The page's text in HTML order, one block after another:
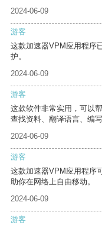
2024-06-09
游客
这款加速器VPM应用程序
护。
2024-06-09
游客
这款软件非常实用，可以
查找资料、翻译语言、编写
2024-06-09
游客
这款加速器VPM应用程序
助你在网络上自由移动。
2024-06-09
游客